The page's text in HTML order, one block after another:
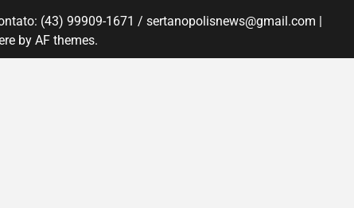
(43) 99909-1671 / sertanopolisnews@gmail.com |
by AF themes.